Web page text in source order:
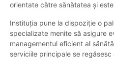
orientate către sănătatea și
Instituția pune la dispoziție o
specializate menite să asigure
managementul eficient al
serviciile principale se